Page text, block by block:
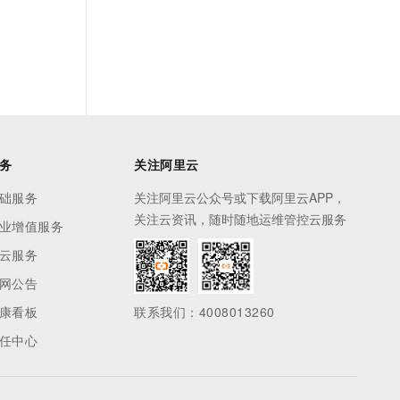
服务
增值服务
服务
公告
看板
中心
关注阿里云
关注阿里云公众号或下载阿里云APP，
关注云资讯，随时随地运维管控云服务
联系我们：4008013260